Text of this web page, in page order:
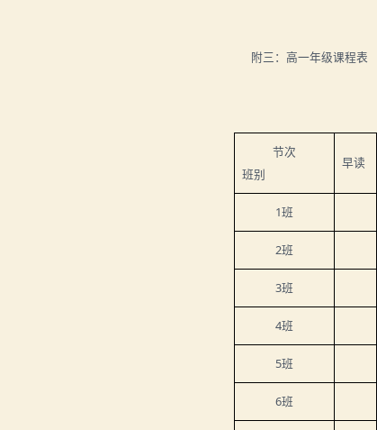
附三：高一年级课程表
节次
班别
早读
1班
2班
3班
4班
5班
6班